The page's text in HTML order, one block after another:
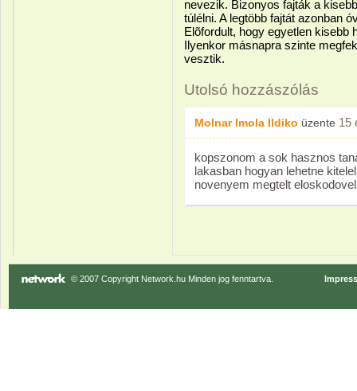
nevezik. Bizonyos fajták a
túlélni. A legtöbb fajtát azonban
Elõfordult, hogy egyetlen kisebb
Ilyenkor másnapra szinte
vesztik.
Utolsó hozzászólás
Molnar Imola Ildiko üzente 15
kopszonom a sok hasznos
lakasban hogyan lehetne
novenyem megtelt
© 2007 Copyright Network.hu Minden jog fenntartva.